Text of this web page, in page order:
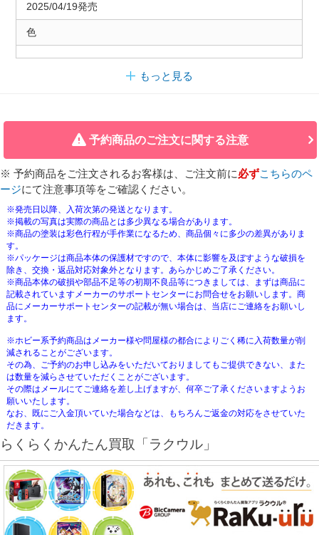
2025/04/19発売
色
もっと見る
予約商品のご注文に関する注意
※ 予約商品をご注文されるお客様は、ご注文前に必ずこちらのペ
ージにて注意事項等をご確認ください。
※発売日以降、入荷次第の発送となります。
※掲載の写真は実際の商品とは多少異なる場合があります。
※商品の塗装は彩色行程が手作業になるため、商品個々に多少の差異がありま
す。
※パッケージは商品本体の保護材ですので、本体に影響を及ぼすような破損を
除き、交換・返品対応対象外となります。あらかじめご了承ください。
※商品本体の破損や部品不足等の初期不良品等につきましては、まずは商品に
記載されていますメーカーのサポートセンターにお問合せをお願いします。商
品にメーカーサポートセンターの記載が無い場合は、当店にご連絡をお願いし
ます。
※ホビー系予約商品はメーカー様や問屋様の都合によりごく稀に入荷数量が削
減されることがございます。
その為、ご予約のお申し込みをいただいておりましてもご提供できない、また
は数量を減らさせていただくことがございます。
その際はメールにてご連絡を差し上げますが、何卒ご了承くださいますようお
願いいたします。
なお、既にご入金頂いていた場合などは、もちろんご返金の対応をさせていた
だきます。
らくらくかんたん買取「ラクウル」